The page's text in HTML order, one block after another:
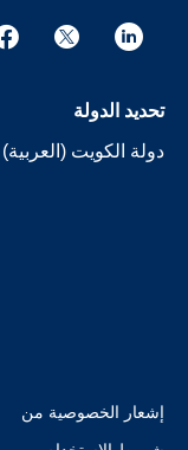
تحديد الدولة
دولة الكويت (العربية)
إشعار الخصوصية من